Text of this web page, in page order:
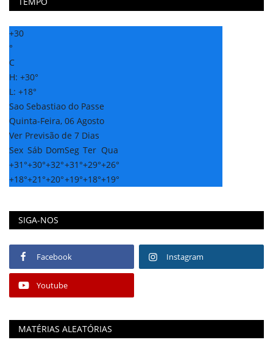
+30
°
C
H: +30°
L: +18°
Sao Sebastiao do Passe
Quinta-Feira, 06 Agosto
Ver Previsão de 7 Dias
Sex Sáb DomSeg Ter Qua
+31°+30°+32°+31°+29°+26°
+18°+21°+20°+19°+18°+19°
SIGA-NOS
Facebook Instagram
Youtube
MATÉRIAS ALEATÓRIAS